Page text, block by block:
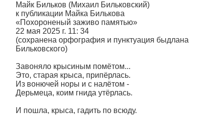
Майк Бильков (Михаил Бильковский)
к публикации Майка Билькова
«Похороненый заживо памятью»
22 мая 2025 г. 11: 34
(сохранена орфография и пунктуация быдлана
Бильковского)
Завоняло крысиным помётом...
Это, старая крыса, припёрлась.
Из вонючей норы и с налётом -
Дерьмеца, коим гнида утёрлась.
И пошла, крыса, гадить по всюду.